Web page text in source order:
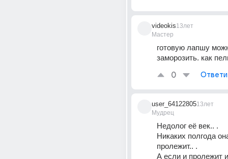
videokis
Мастер
13лет
готовую лапшу
заморозить. как
0
user_64122805
Мудрец
13лет
Недолог её век.. .
Никаких полгода
пролежит.. .
А если и пролежит